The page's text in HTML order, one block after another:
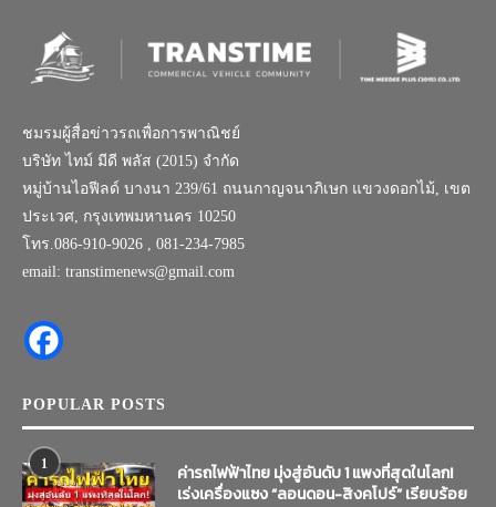
ชมรมผู้สื่อข่าวรถเพื่อการพาณิชย์
บริษัท ไทม์ มีดี พลัส (2015) จำกัด
หมู่บ้านไอฟีลด์ บางนา 239/61 ถนนกาญจนาภิเษก แขวงดอกไม้, เขต
ประเวศ, กรุงเทพมหานคร 10250
โทร.086-910-9026 , 081-234-7985
email: transtimenews@gmail.com
POPULAR POSTS
1
ค่ารถไฟฟ้าไทย มุ่งสู่อันดับ 1 แพงที่สุดในโลก!
เร่งเครื่องแซง “ลอนดอน-สิงคโปร์” เรียบร้อย